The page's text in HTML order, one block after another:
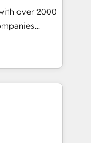
a
who
over 2000
fields of
and
HubSpot,
work side by
client